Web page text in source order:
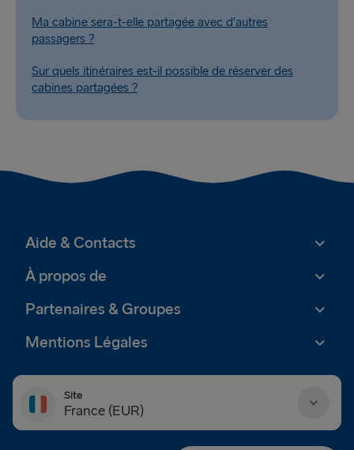
Ma cabine sera-t-elle partagée avec d'autres
passagers ?
Sur quels itinéraires est-il possible de réserver des
cabines partagées ?
Aide & Contacts
À propos de
Partenaires & Groupes
Mentions Légales
Site
France (EUR)